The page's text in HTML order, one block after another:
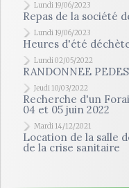
Lundi 19/06/2023
Repas de la société
Lundi 19/06/2023
Heures d'été
Lundi 02/05/2022
RANDONNEE
Jeudi 10/03/2022
Recherche d'un
04 et 05 juin 2022
Mardi 14/12/2021
Location de la salle
de la crise sanitaire